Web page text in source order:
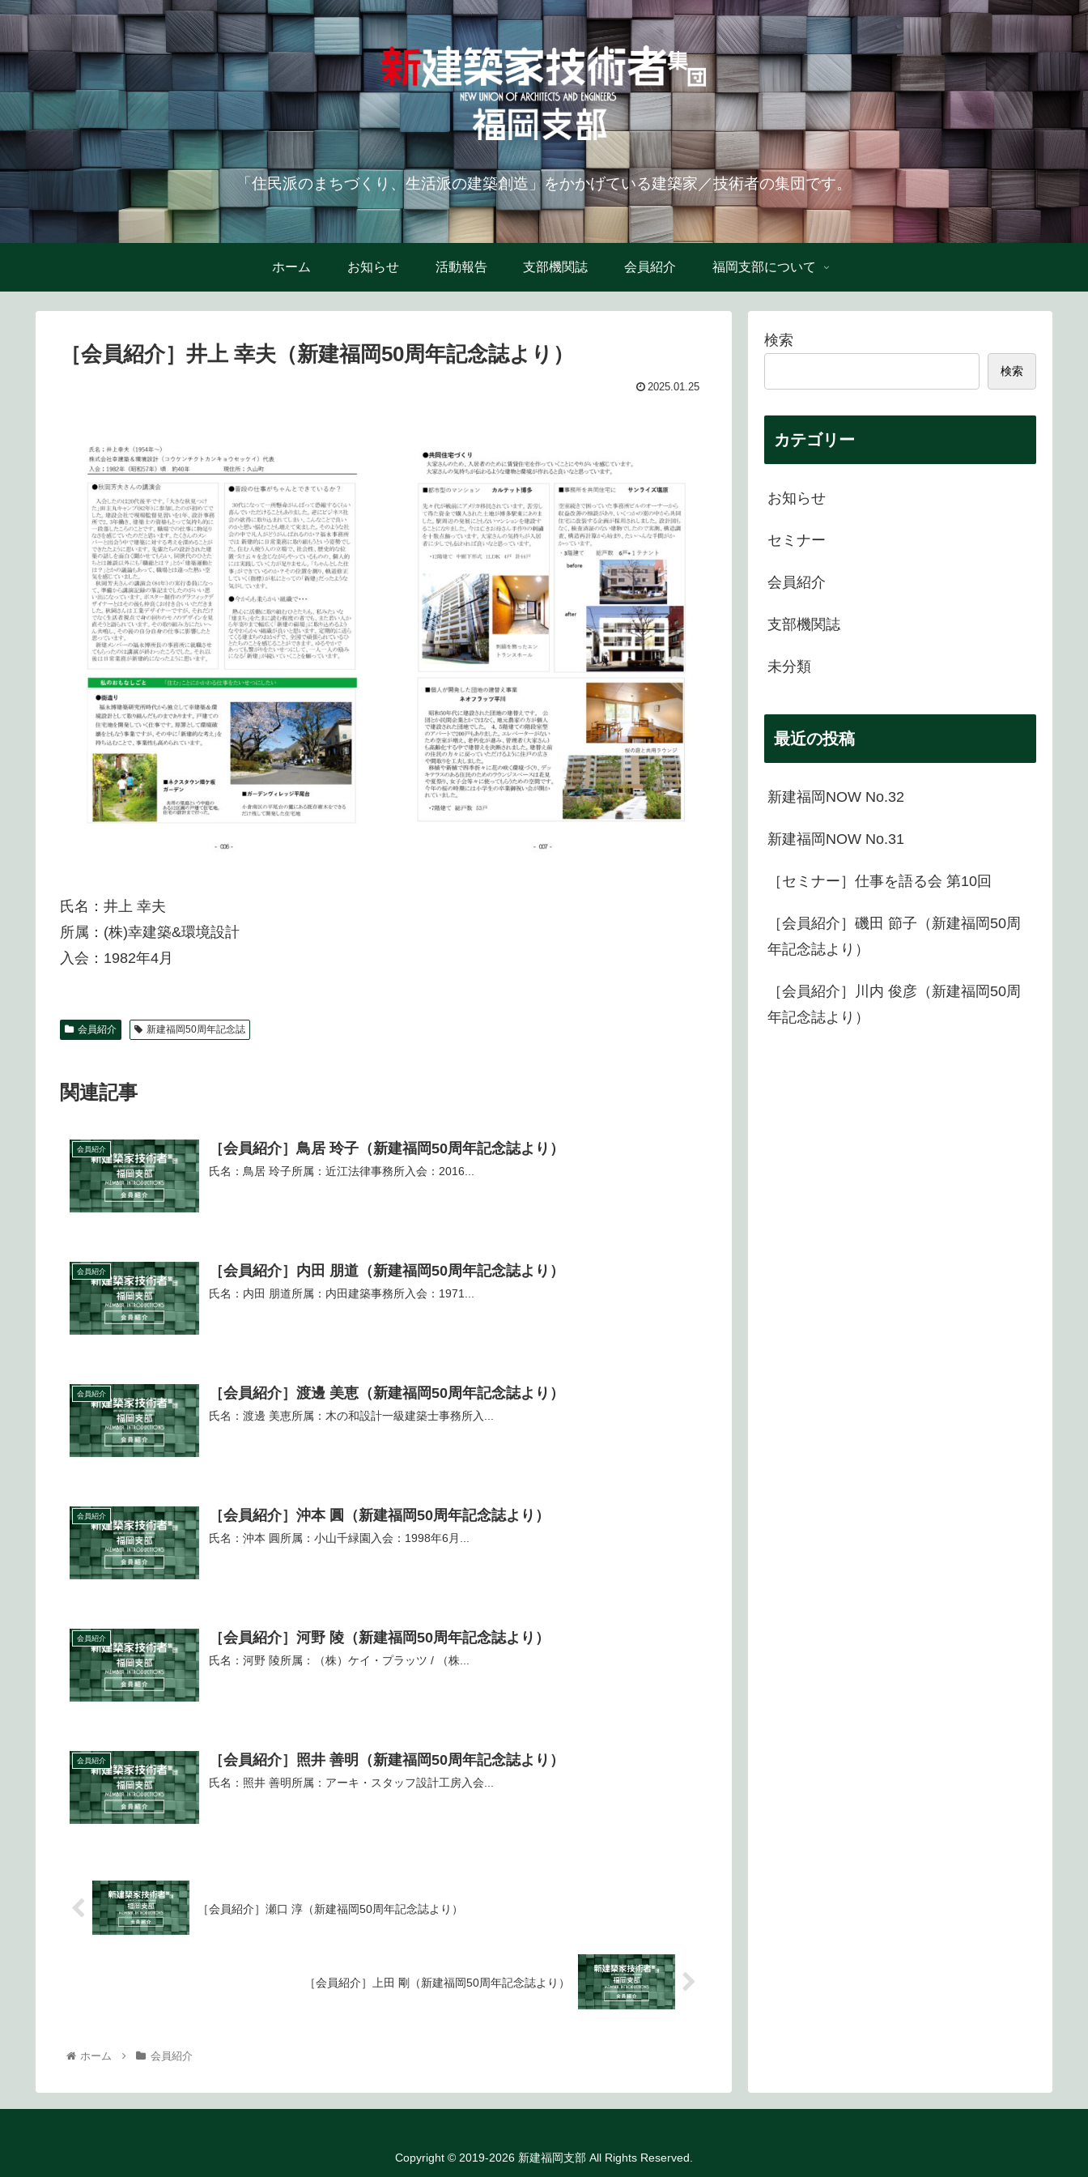
「住民派のまちづくり、生活派の建築創造」をかかげている建築家／技術者の集団です。
ホーム お知らせ 活動報告 支部機関誌 会員紹介 福岡支部について
［会員紹介］井上 幸夫（新建福岡50周年記念誌より）
2025.01.25
氏名：井上 幸夫
所属：(株)幸建築&環境設計
入会：1982年4月
会員紹介 新建福岡50周年記念誌
関連記事
会員紹介 ［会員紹介］鳥居 玲子（新建福岡50周年記念誌より）
氏名：鳥居 玲子所属：近江法律事務所入会：2016...
会員紹介 ［会員紹介］内田 朋道（新建福岡50周年記念誌より）
氏名：内田 朋道所属：内田建築事務所入会：1971...
会員紹介 ［会員紹介］渡邊 美恵（新建福岡50周年記念誌より）
氏名：渡邊 美恵所属：木の和設計一級建築士事務所入...
会員紹介 ［会員紹介］沖本 圓（新建福岡50周年記念誌より）
氏名：沖本 圓所属：小山千緑園入会：1998年6月...
会員紹介 ［会員紹介］河野 陵（新建福岡50周年記念誌より）
氏名：河野 陵所属：（株）ケイ・プラッツ / （株...
会員紹介 ［会員紹介］照井 善明（新建福岡50周年記念誌より）
氏名：照井 善明所属：アーキ・スタッフ設計工房入会...
［会員紹介］瀬口 淳（新建福岡50周年記念誌より）
［会員紹介］上田 剛（新建福岡50周年記念誌より）
ホーム 会員紹介
検索
検索
カテゴリー
お知らせ
セミナー
会員紹介
支部機関誌
未分類
最近の投稿
新建福岡NOW No.32
新建福岡NOW No.31
［セミナー］仕事を語る会 第10回
［会員紹介］磯田 節子（新建福岡50周
年記念誌より）
［会員紹介］川内 俊彦（新建福岡50周
年記念誌より）
Copyright © 2019-2026 新建福岡支部 All Rights Reserved.